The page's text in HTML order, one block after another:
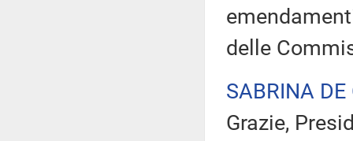
delle
SABRINA DE
Grazie,